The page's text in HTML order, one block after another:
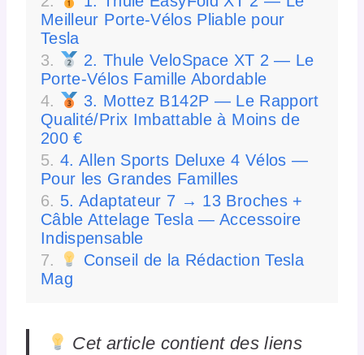
Meilleur Porte-Vélos Pliable pour
Tesla
2. Thule VeloSpace XT 2 — Le
Porte-Vélos Famille Abordable
3. Mottez B142P — Le Rapport
Qualité/Prix Imbattable à Moins de
200 €
4. Allen Sports Deluxe 4 Vélos —
Pour les Grandes Familles
5. Adaptateur 7 → 13 Broches +
Câble Attelage Tesla — Accessoire
Indispensable
Conseil de la Rédaction Tesla
Mag
Cet article contient des liens